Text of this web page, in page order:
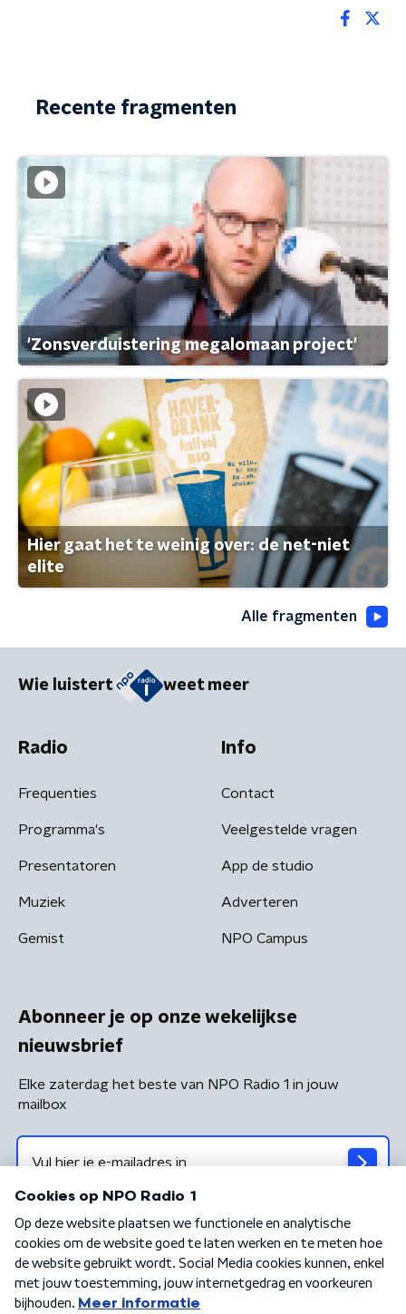
Recente fragmenten
'Zonsverduistering megalomaan project'
Hier gaat het te weinig over: de net-niet
elite
Alle fragmenten
Wie luistert weet meer
Radio
Frequenties
Programma's
Presentatoren
Muziek
Gemist
Info
Contact
Veelgestelde vragen
App de studio
Adverteren
NPO Campus
Abonneer je op onze wekelijkse
nieuwsbrief
Elke zaterdag het beste van NPO Radio 1 in jouw
mailbox
Algemene voorwaarden Privacybeleid